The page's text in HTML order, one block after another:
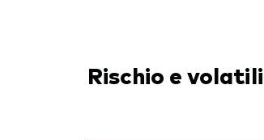
Rischio e